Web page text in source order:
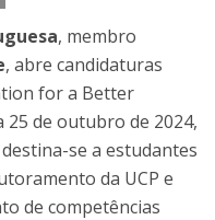
, membro
, abre candidaturas
for a Better
25 de outubro de 2024,
se a estudantes
da UCP e
de competências